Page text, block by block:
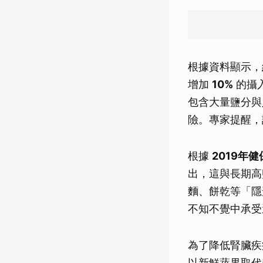
根據資料顯示
增加 10% 的攝
包含大量鹽分
險。專家提醒
根據 2019年健
出，這與長期
麵、餅乾等「
不知不覺中承
為了降低腎臟